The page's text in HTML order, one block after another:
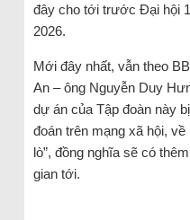
đây cho tới trước Đại hội
2026.
Mới đây nhất, vẫn theo
An – ông Nguyễn Duy
dự án của Tập đoàn này
đoán trên mạng xã hội, về
lò”, đồng nghĩa sẽ có
gian tới.